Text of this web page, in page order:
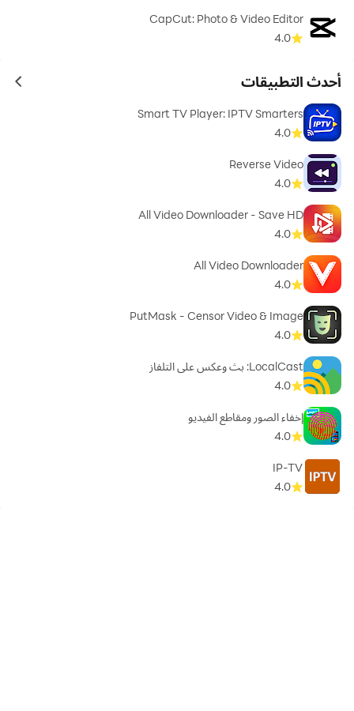
CapCut: Photo & Video Editor
4.0
أحدث التطبيقات
Smart TV Player: IPTV Smarters
4.0
Reverse Video
4.0
All Video Downloader - Save HD
4.0
All Video Downloader
4.0
PutMask - Censor Video & Image
4.0
LocalCast: بث وعكس على التلفاز
4.0
إخفاء الصور ومقاطع الفيديو
4.0
IP-TV
4.0